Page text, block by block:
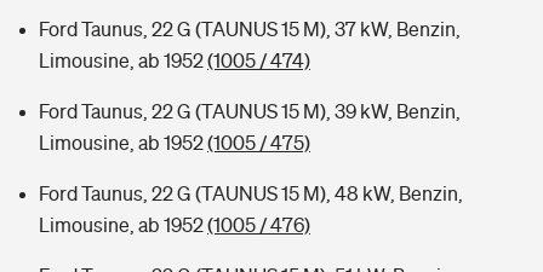
Ford Taunus, 22 G (TAUNUS 15 M), 37 kW, Benzin,
Limousine, ab 1952(1005 / 474)
Ford Taunus, 22 G (TAUNUS 15 M), 39 kW, Benzin,
Limousine, ab 1952(1005 / 475)
Ford Taunus, 22 G (TAUNUS 15 M), 48 kW, Benzin,
Limousine, ab 1952(1005 / 476)